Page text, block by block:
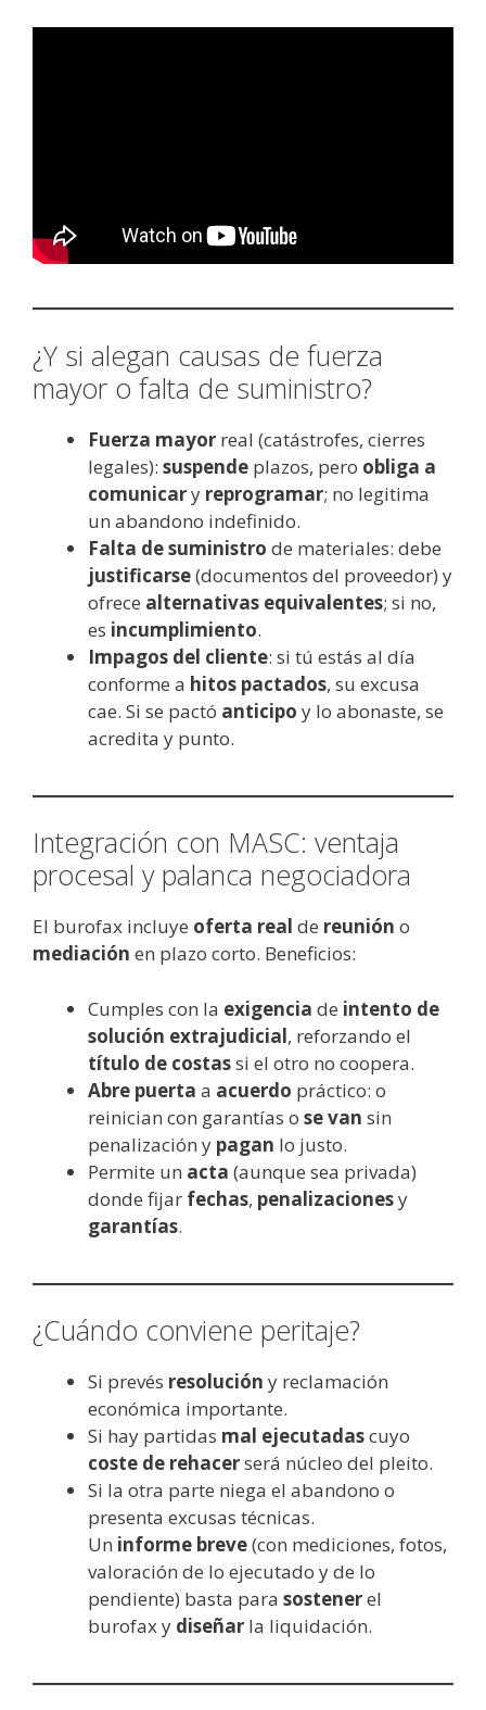
¿Y si alegan causas de fuerza
mayor o falta de suministro?
Fuerza mayor real (catástrofes, cierres
legales): suspende plazos, pero obliga a
comunicary reprogramar; no legitima
un abandono indefinido.
Falta de suministro de materiales: debe
justificarse(documentos del proveedor) y
ofrece alternativas equivalentes; si no,
es incumplimiento.
Impagos del cliente: si tú estás al día
conforme a hitos pactados, su excusa
cae. Si se pactó anticipo y lo abonaste, se
acredita y punto.
Integración con MASC: ventaja
procesal y palanca negociadora
El burofax incluye oferta real de reunión o
mediación en plazo corto. Beneficios:
Cumples con la exigencia de intento de
solución extrajudicial, reforzando el
título de costassi el otro no coopera.
Abre puerta a acuerdo práctico: o
reinician con garantías o se van sin
penalización y pagan lo justo.
Permite un acta (aunque sea privada)
donde fijar fechas, penalizacionesy
garantías.
¿Cuándo conviene peritaje?
Si prevés resolución y reclamación
económica importante.
Si hay partidas mal ejecutadascuyo
coste de rehacerserá núcleo del pleito.
Si la otra parte niega el abandono o
presenta excusas técnicas.
Un informe breve(con mediciones, fotos,
valoración de lo ejecutado y de lo
pendiente) basta para sostenerel
burofax y diseñar la liquidación.